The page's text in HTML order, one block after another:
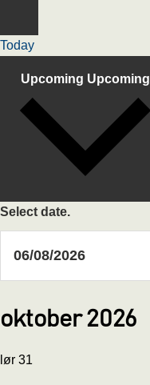
Today
Upcoming Upcoming
Select date.
oktober 2026
lør 31